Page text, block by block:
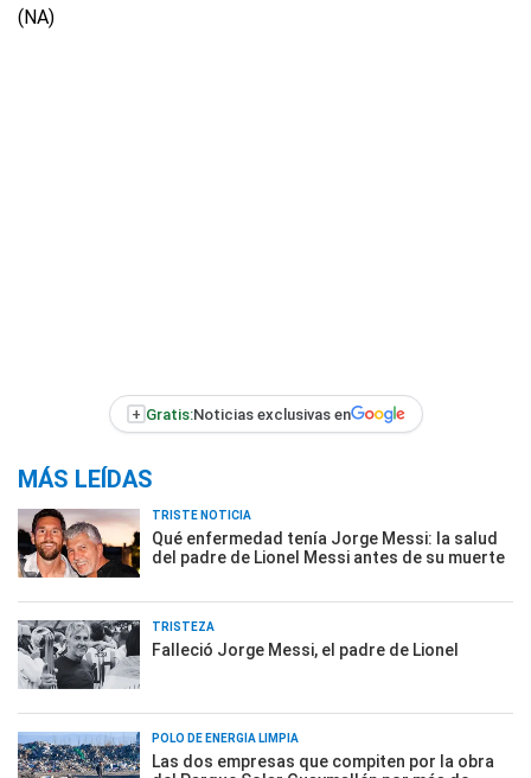
(NA)
+ Gratis:Noticias exclusivas en
MÁS LEÍDAS
TRISTE NOTICIA
Qué enfermedad tenía Jorge Messi: la salud
del padre de Lionel Messi antes de su muerte
TRISTEZA
Falleció Jorge Messi, el padre de Lionel
POLO DE ENERGÍA LIMPIA
Las dos empresas que compiten por la obra